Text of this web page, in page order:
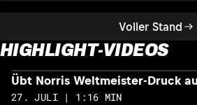
Voller Stand
HIGHLIGHT-VIDEOS
Übt Norris Weltmeister-Druck
27. JULI | 1:16 MIN